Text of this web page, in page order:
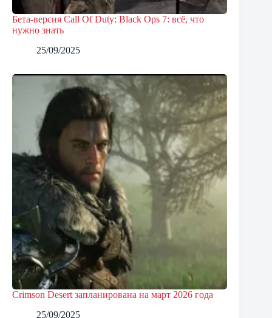
Бета-версия Call Of Duty: Black Ops 7: всё, что
нужно знать
25/09/2025
Crimson Desert запланирована на март 2026 года
25/09/2025